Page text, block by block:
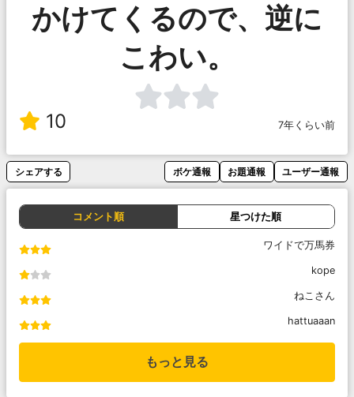
かけてくるので、逆に
こわい。
10 7年くらい前
シェアする ボケ通報 お題通報 ユーザー通報
コメント順 星つけた順
ワイドで万馬券
kope
ねこさん
hattuaaan
もっと見る